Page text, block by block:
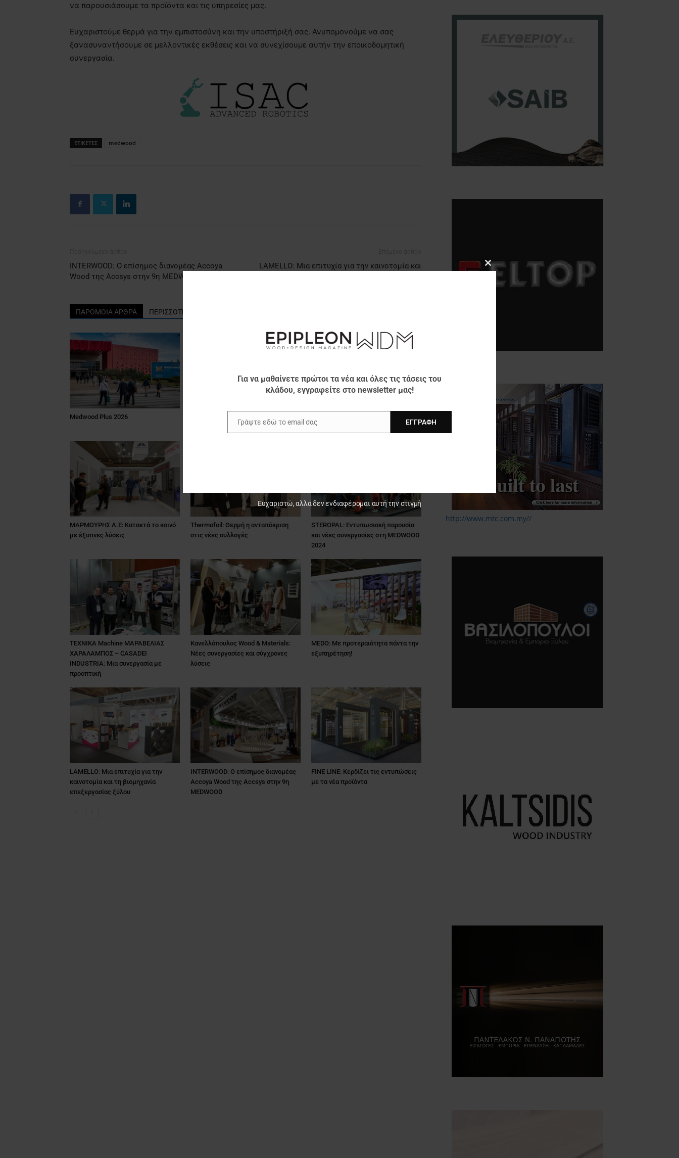
να παρουσιάσουμε τα προϊόντα και τις υπηρεσίες μας.
Ευχαριστούμε θερμά για την εμπιστοσύνη και την υποστήριξή σας. Ανυπομονούμε να σας
ξανασυναντήσουμε σε μελλοντικές εκθέσεις και να συνεχίσουμε αυτήν την εποικοδομητική
συνεργασία.
ΕΤΙΚΕΤΕΣ medwood
INTERWOOD: O επίσημος διανομέας Accoya
Wood της Accsys στην 9η MEDWOOD
LAMELLO: Μια επιτυχία για την καινοτομία και
ΠΑΡΟΜΟΙΑ ΑΡΘΡΑ ΠΕΡΙΣΣΟΤΕΡΑ ΑΠΟ ΤΟΝ ΔΗΜΙΟΥΡΓΟ
Medwood Plus 2026
στις κορυφαίες λύσεις ξυλείας
ΜΑΡΜΟΥΡΗΣ Α.Ε: Κατακτά το κοινό
με έξυπνες λύσεις
Thermofoil: Θερμή η ανταπόκριση
στις νέες συλλογές
STEROPAL: Εντυπωσιακή παρουσία
και νέες συνεργασίες στη MEDWOOD
2024
ΤΕΧΝΙΚΑ Machine ΜΑΡΑΒΕΛΙΑΣ
ΧΑΡΑΛΑΜΠΟΣ – CASADEI
INDUSTRIA: Μια συνεργασία με
προοπτική
Κανελλόπουλος Wood & Materials:
Νέες συνεργασίες και σύγχρονες
λύσεις
MEDO: Με προτεραιότητα πάντα την
εξυπηρέτηση!
LAMELLO: Μια επιτυχία για την
καινοτομία και τη βιομηχανία
επεξεργασίας ξύλου
INTERWOOD: O επίσημος διανομέας
Accoya Wood της Accsys στην 9η
MEDWOOD
FINE LINE: Κερδίζει τις εντυπώσεις
με τα νέα προϊόντα
http://www.mtc.com.my//
Close
this
Για να μαθαίνετε πρώτοι τα νέα και όλες τις τάσεις του
κλάδου, εγγραφείτε στο newsletter μας!
Email
Γράψτε εδώ το email σας ΕΓΓΡΑΦΉ
Ευχαριστώ, αλλά δεν ενδιαφέρομαι αυτή την στιγμή